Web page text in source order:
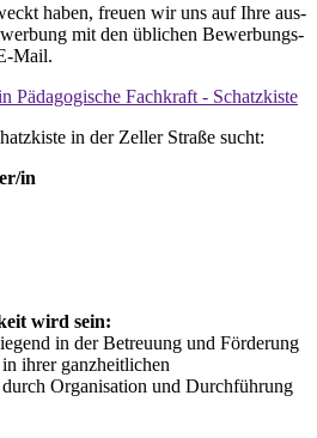
ha­ben, freuen wir uns auf Ihre aus­
mit den üblichen Bewer­bungs­
Mail.
Pädagogische Fachkraft - Schatzkiste
in der Zeller Straße sucht:
in
wird sein:
in der Betreuung und Förderung
ihrer ganzheitlichen
Organisation und Durchführung